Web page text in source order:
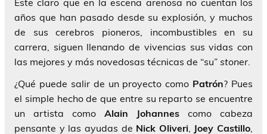
años que han pasado desde su explosión, y muchos
de sus cerebros pioneros, incombustibles en su
carrera, siguen llenando de vivencias sus vidas con
las mejores y más novedosas técnicas de “su” stoner
¿Qué puede salir de un proyecto como Patrón? Pues
el simple hecho de que entre su reparto se encuentre
un artista como Alain Johannes como cabeza
pensante y las ayudas de Nick Oliveri, Joey Castillo